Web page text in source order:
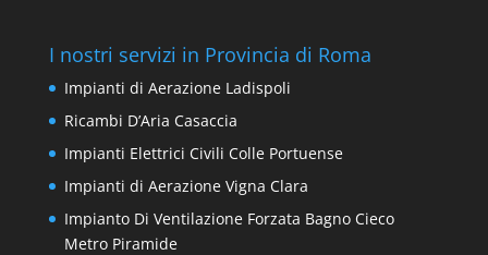
I nostri servizi in Provincia di Roma
Impianti di Aerazione Ladispoli
Ricambi D’Aria Casaccia
Impianti Elettrici Civili Colle Portuense
Impianti di Aerazione Vigna Clara
Impianto Di Ventilazione Forzata Bagno Cieco
Metro Piramide